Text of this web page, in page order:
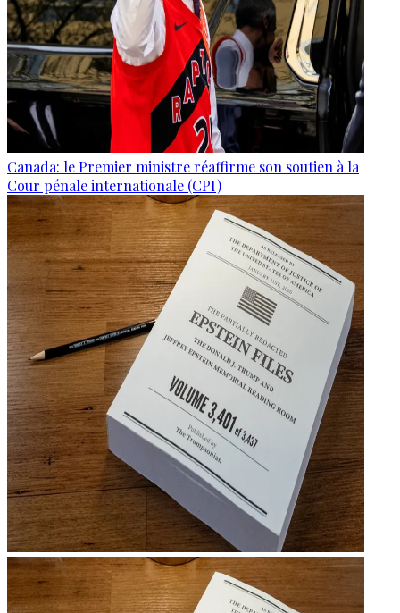
Canada: le Premier ministre réaffirme son soutien à la
Cour pénale internationale (CPI)